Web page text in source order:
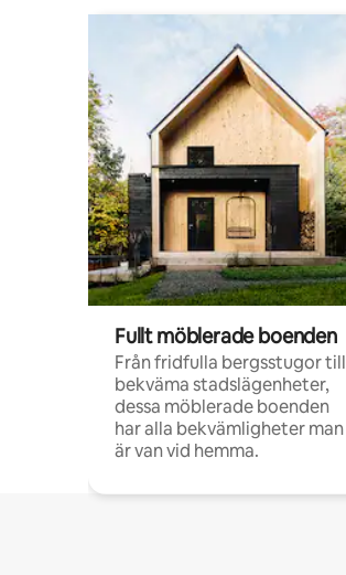
Fullt möblerade boenden
Från fridfulla bergsstugor till
bekväma stadslägenheter,
dessa möblerade boenden
har alla bekvämligheter man
är van vid hemma.